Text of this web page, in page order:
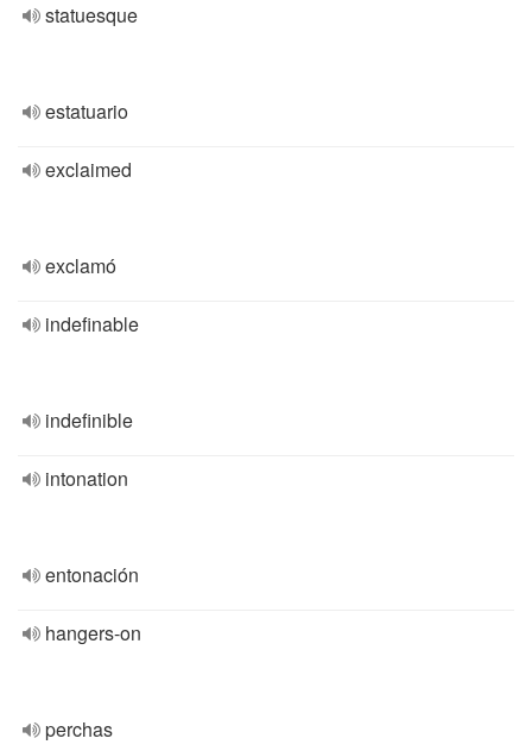
statuesque
estatuario
exclaimed
exclamó
indefinable
indefinible
intonation
entonación
hangers-on
perchas